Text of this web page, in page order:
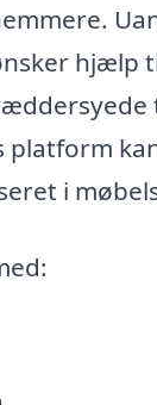
hjælp
i